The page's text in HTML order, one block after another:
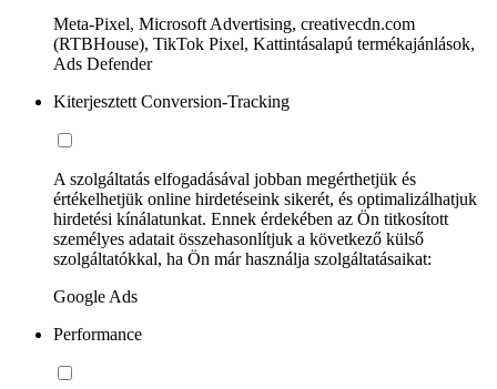
Meta-Pixel, Microsoft Advertising, creativecdn.com
(RTBHouse), TikTok Pixel, Kattintásalapú termékajánlások,
Ads Defender
Kiterjesztett Conversion-Tracking
A szolgáltatás elfogadásával jobban megérthetjük és
értékelhetjük online hirdetéseink sikerét, és optimalizálhatjuk
hirdetési kínálatunkat. Ennek érdekében az Ön titkosított
személyes adatait összehasonlítjuk a következő külső
szolgáltatókkal, ha Ön már használja szolgáltatásaikat:
Google Ads
Performance